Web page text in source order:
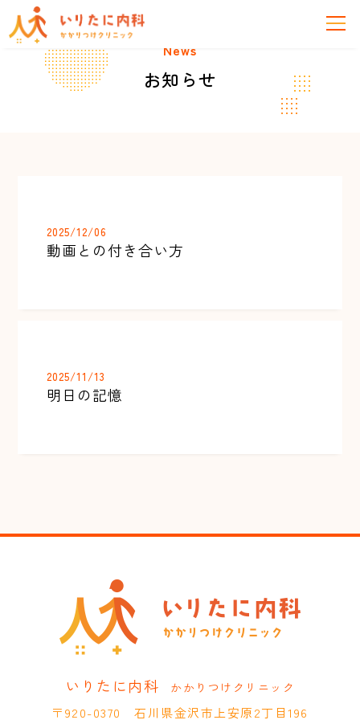
News
お知らせ
2025/12/06
動画との付き合い方
2025/11/13
明日の記憶
いりたに内科 かかりつけクリニック
〒920-0370 石川県金沢市上安原2丁目196